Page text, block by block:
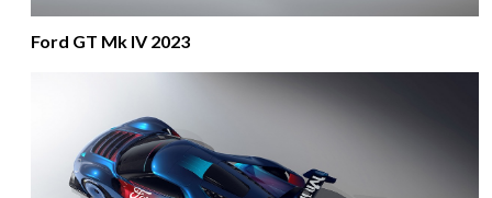
Ford GT Mk IV 2023